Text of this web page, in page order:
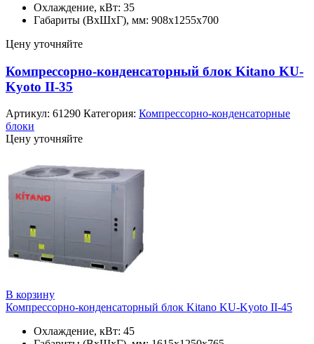
Охлаждение, кВт: 35
Габариты (ВхШхГ), мм: 908x1255x700
Цену уточняйте
Компрессорно-конденсаторный блок Kitano KU-
Kyoto II-35
Артикул: 61290 Категория: Компрессорно-конденсаторные
блоки
Цену уточняйте
В корзину
Компрессорно-конденсаторный блок Kitano KU-Kyoto II-45
Охлаждение, кВт: 45